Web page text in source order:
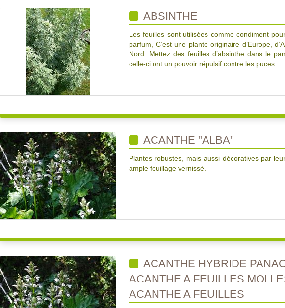
ABSINTHE
Les feuilles sont utilisées comme condiment
parfum, C’est une plante originaire d’Europe,
Nord. Mettez des feuilles d’absinthe dans le
celle-ci ont un pouvoir répulsif contre les puces.
ACANTHE "ALBA"
Plantes robustes, mais aussi décoratives par
ample feuillage vernissé.
ACANTHE HYBRIDE
ACANTHE A FEUILLES
ACANTHE A FEUILLES